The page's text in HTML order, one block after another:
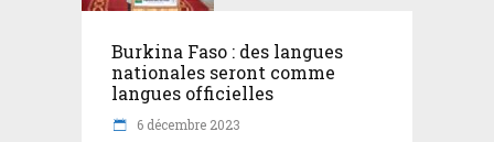
Burkina Faso : des langues
nationales seront comme
langues officielles
6 décembre 2023